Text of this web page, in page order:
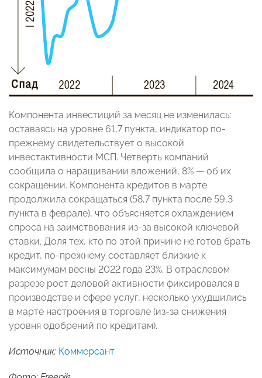
Компонента инвестиций за месяц не изменилась:
оставаясь на уровне 61,7 пункта, индикатор по-
прежнему свидетельствует о высокой
инвестактивности МСП. Четверть компаний
сообщила о наращивании вложений, 8% — об их
сокращении. Компонента кредитов в марте
продолжила сокращаться (58,7 пункта после 59,3
пункта в феврале), что объясняется охлаждением
спроса на заимствования из-за высокой ключевой
ставки. Доля тех, кто по этой причине не готов брать
кредит, по-прежнему составляет близкие к
максимумам весны 2022 года 23%. В отраслевом
разрезе рост деловой активности фиксировался в
производстве и сфере услуг, несколько ухудшились
в марте настроения в торговле (из-за снижения
уровня одобрений по кредитам).
Источник: Коммерсант